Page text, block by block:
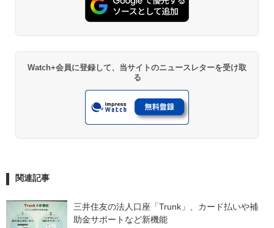
Watch+会員に登録して、当サイトのニュースレターを受け取
る
関連記事
三井住友の法人口座「Trunk」、カード払いや補
助金サポートなど新機能